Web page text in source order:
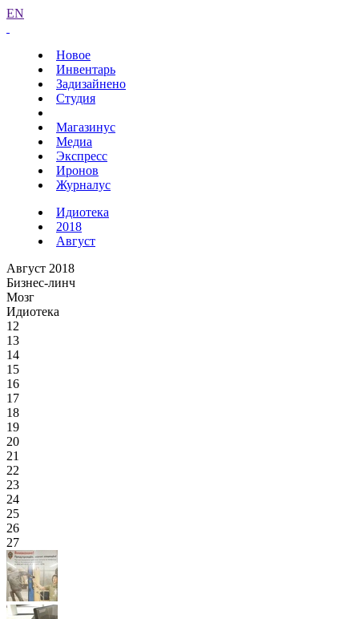
EN
Новое
Инвентарь
Задизайнено
Студия
Магазинус
Медиа
Экспресс
Иронов
Журналус
Идиотека
2018
Август
Август 2018
Бизнес-линч
Мозг
Идиотека
12
13
14
15
16
17
18
19
20
21
22
23
24
25
26
27